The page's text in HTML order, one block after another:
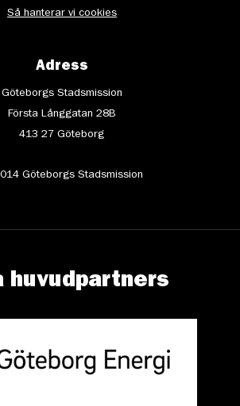
Så hanterar vi cookies
Adress
Göteborgs Stadsmission
Första Långgatan 28B
413 27 Göteborg
Göteborgs Stadsmission
huvudpartners